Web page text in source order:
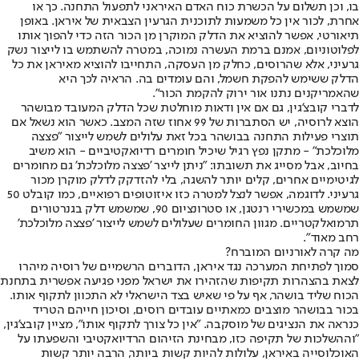
בו, וכן תשלום על הכשרת כוח האדם האיראני לתפעול התחנה. כך או
אחרת, לכור אין כל משמעות לתוכנית הגרעין הצבאית של איראן. באופן
תיאורטי, אפשר להוציא את הדלק המוקרן מן הכור הזה כדי להפוך אותו
לפלוטוניום, אמנם ברמת העשרה נמוכה, במטרה להשתמש בו לייצור נשק
גרעיני, אלא שהרוסים, כחלק מן העסקה, התחייבו להוציא מאיראן את כל
הדלק ששימש להפקת חשמל, והם עומדים בה. הראיה לכך היא
שהאמריקנים נתנו אור ירוק להקמת הכור".
לדברי קובצ'גין, גם אם אין ודאות מוחלטת שכל הדלק המעובד מבושהר
הוצא לרוסיה, יש הסתברות של 99 אחוז שזה המצב. כאשר הוא נשאל אם
תוצרי פעילות התחנה בבושהר בכל זאת עלולים לשמש לייצור "פצצה
מלוכלכת" - מתקן נפץ רגיל שיכיל חומרים רדיואקטיביים - הוא משיב
בחיוב, אבל מסייג את תשובתו: "ניתן לייצר 'פצצה מלוכלכת' גם מחומרים
לגיטימיים אחרים, קלים יותר להשגה, בלי להזדקק לדלק מוקרן מכור
גרעיני. לדוגמה, אפשר לנצל למטרה כזו איזוטופים רפואיים, כמו קובלט 50
שמשמש במכשירי רנטגן, או סטרונציום 90, שמשמש דלק בגנרטורים
תרמואלקטריים. מגוון החומרים שעלולים לשמש לייצור 'פצצה מלוכלכת'
רחב מאוד".
מה קרה לאורניום המוברח?
סמוך לפתיחת המערכה נגד איראן, הדוברים הרשמיים של רוסיה מיהרו
לצאת בהצהרות תקיפות שהזהירו את ישראל מפני פגיעה אפשרית בתחנת
הכוח שליד בושהר, אף על פי שאיש בצד הישראלי לא התכוון לתקוף אותו.
בכור בבושהר מוצבים כמאתיים עובדים רוסים, וסיכון חייהם הטריד
כנראה את הנציגים של מוסקבה. "אין כל צורך לתקוף אותו", מציין קובצ'גין,
"וההשלכות של תקיפה כזו, מבחינת הזיהום הרדיואקטיבי והשפעתו על
האוכלוסייה באיראן, עלולות להיות קשות ביותר, הרבה יותר קשות